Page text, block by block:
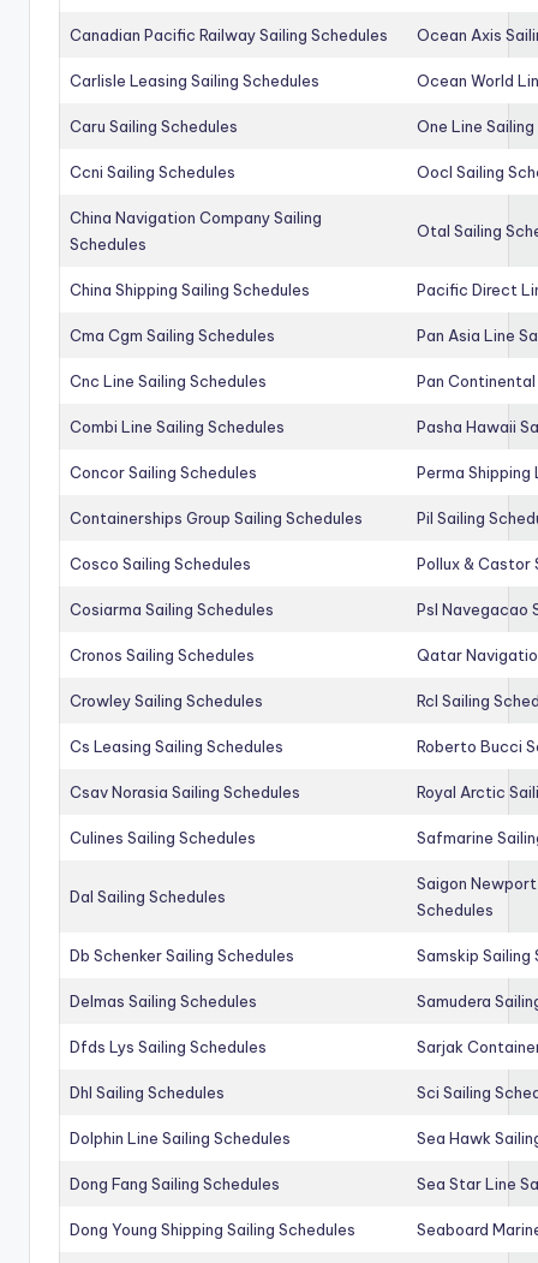
Canadian Pacific Railway Sailing Schedules Ocean Axis
Carlisle Leasing Sailing Schedules Ocean World
Caru Sailing Schedules One Line
Ccni Sailing Schedules Oocl Sailing
China Navigation Company Sailing
Schedules
Otal Sailing
China Shipping Sailing Schedules Pacific Direct
Cma Cgm Sailing Schedules Pan Asia Line
Cnc Line Sailing Schedules Pan Continental
Combi Line Sailing Schedules Pasha Hawaii
Concor Sailing Schedules Perma Shipping
Containerships Group Sailing Schedules Pil Sailing
Cosco Sailing Schedules Pollux & Castor
Cosiarma Sailing Schedules Psl Navegacao
Cronos Sailing Schedules Qatar
Crowley Sailing Schedules Rcl Sailing
Cs Leasing Sailing Schedules Roberto Bucci
Csav Norasia Sailing Schedules Royal Arctic
Culines Sailing Schedules Safmarine
Dal Sailing Schedules
Saigon
Schedules
Db Schenker Sailing Schedules Samskip Sailing
Delmas Sailing Schedules Samudera
Dfds Lys Sailing Schedules Sarjak
Dhl Sailing Schedules Sci Sailing
Dolphin Line Sailing Schedules Sea Hawk
Dong Fang Sailing Schedules Sea Star Line
Dong Young Shipping Sailing Schedules Seaboard